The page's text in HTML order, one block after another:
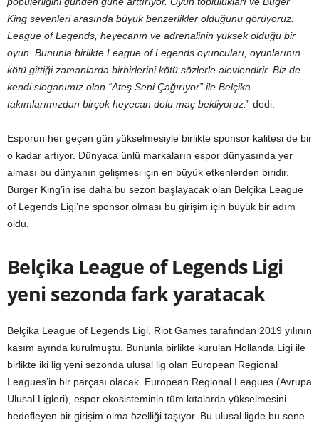
King sevenleri arasında büyük benzerlikler olduğunu görüyoruz.
League of Legends, heyecanın ve adrenalinin yüksek olduğu bir
oyun. Bununla birlikte League of Legends oyuncuları, oyunlarının
kötü gittiği zamanlarda birbirlerini kötü sözlerle alevlendirir. Biz de
kendi sloganımız olan “Ateş Seni Çağırıyor” ile Belçika
takımlarımızdan birçok heyecan dolu maç bekliyoruz. ” dedi.
Esporun her geçen gün yükselmesiyle birlikte sponsor kalitesi de bir
o kadar artıyor. Dünyaca ünlü markaların espor dünyasında yer
alması bu dünyanın gelişmesi için en büyük etkenlerden biridir.
Burger King’in ise daha bu sezon başlayacak olan Belçika League
of Legends Ligi’ne sponsor olması bu girişim için büyük bir adım
oldu.
Belçika League of Legends Ligi
yeni sezonda fark yaratacak
Belçika League of Legends Ligi, Riot Games tarafından 2019 yılının
kasım ayında kurulmuştu. Bununla birlikte kurulan Hollanda Ligi ile
birlikte iki lig yeni sezonda ulusal lig olan European Regional
Leagues’in bir parçası olacak. European Regional Leagues (Avrupa
Ulusal Ligleri), espor ekosisteminin tüm kıtalarda yükselmesini
hedefleyen bir girişim olma özelliği taşıyor. Bu ulusal ligde bu sene